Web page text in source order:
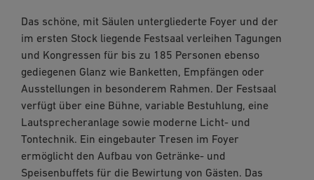
Das schöne, mit Säulen untergliederte Foyer und der
im ersten Stock liegende Festsaal verleihen Tagungen
und Kongressen für bis zu 185 Personen ebenso
gediegenen Glanz wie Banketten, Empfängen oder
Ausstellungen in besonderem Rahmen. Der Festsaal
verfügt über eine Bühne, variable Bestuhlung, eine
Lautsprecheranlage sowie moderne Licht- und
Tontechnik. Ein eingebauter Tresen im Foyer
ermöglicht den Aufbau von Getränke- und
Speisenbuffets für die Bewirtung von Gästen. Das